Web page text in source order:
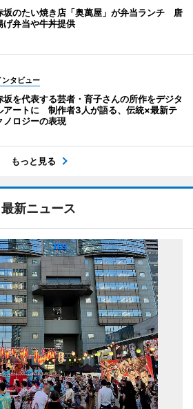
坂のたい焼き店「奥萬屋」が弁当ランチ 唐
げ弁当や牛丼提供
ンタビュー
坂を代表する芸者・育子さんの所作をデジタ
アートに 制作者3人が語る、伝統×最新テ
ノロジーの表現
もっと見る
最新ニュース